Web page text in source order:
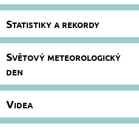
Statistiky a rekordy
Světový meteorologický
den
Videa